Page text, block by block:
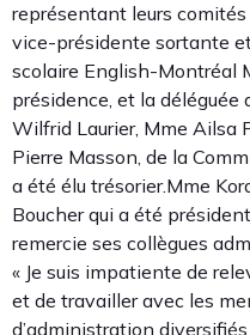
représentant leurs
vice-présidente sortante
scolaire English-Montréal
présidence, et la déléguée
Wilfrid Laurier, Mme Ailsa
Pierre Masson, de la
a été élu trésorier.Mme
Boucher qui a été
remercie ses collègues
« Je suis impatiente de
et de travailler avec les
d’administration